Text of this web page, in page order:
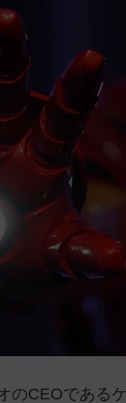
のCEOである